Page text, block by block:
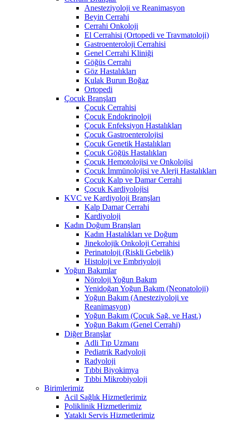
Anesteziyoloji ve Reanimasyon
Beyin Cerrahi
Cerrahi Onkoloji
El Cerrahisi (Ortopedi ve Travmatoloji)
Gastroenteroloji Cerrahisi
Genel Cerrahi Kliniği
Göğüs Cerrahi
Göz Hastalıkları
Kulak Burun Boğaz
Ortopedi
Çocuk Branşları
Çocuk Cerrahisi
Çocuk Endokrinoloji
Çocuk Enfeksiyon Hastalıkları
Çocuk Gastroenterolojisi
Çocuk Genetik Hastalıkları
Çocuk Göğüs Hastalıkları
Çocuk Hemotolojisi ve Onkolojisi
Çocuk İmmünolojisi ve Alerji Hastalıkları
Çocuk Kalp ve Damar Cerrahi
Çocuk Kardiyolojisi
KVC ve Kardiyoloji Branşları
Kalp Damar Cerrahi
Kardiyoloji
Kadın Doğum Branşları
Kadın Hastalıkları ve Doğum
Jinekolojik Onkoloji Cerrahisi
Perinatoloji (Riskli Gebelik)
Histoloji ve Embriyoloji
Yoğun Bakımlar
Nöroloji Yoğun Bakım
Yenidoğan Yoğun Bakım (Neonatoloji)
Yoğun Bakım (Anesteziyoloji ve
Reanimasyon)
Yoğun Bakım (Çocuk Sağ. ve Hast.)
Yoğun Bakım (Genel Cerrahi)
Diğer Branşlar
Adli Tıp Uzmanı
Pediatrik Radyoloji
Radyoloji
Tıbbi Biyokimya
Tıbbi Mikrobiyoloji
Birimlerimiz
Acil Sağlık Hizmetlerimiz
Poliklinik Hizmetlerimiz
Yataklı Servis Hizmetlerimiz